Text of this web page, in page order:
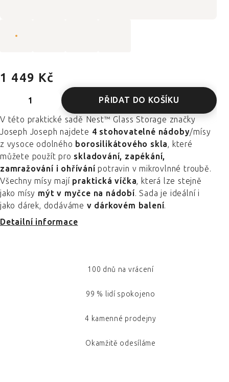
1 449 Kč
PŘIDAT DO KOŠÍKU
V této praktické sadě Nest™ Glass Storage značky
Joseph Joseph najdete 4 stohovatelné nádoby/mísy
z vysoce odolného borosilikátového skla, které
můžete použít pro skladování, zapékání,
zamražování i ohřívání potravin v mikrovlnné troubě.
Všechny mísy mají praktická víčka, která lze stejně
jako mísy mýt v myčce na nádobí. Sada je ideální i
jako dárek, dodáváme v dárkovém balení.
Detailní informace
100 dnů na vrácení
99 % lidí spokojeno
4 kamenné prodejny
Okamžitě odesíláme